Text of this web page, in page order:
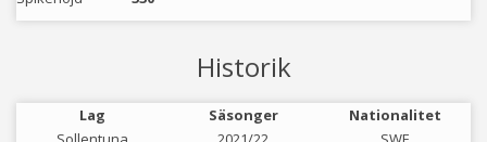
Historik
Lag Säsonger
Nationalitet